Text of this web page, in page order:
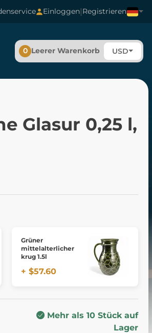
Einloggen|Registrieren
0 Leerer Warenkorb USD
Glasur 0,25 l,
Grüner
mittelalterlicher
krug 1.5l
+ $57.60
Mehr als 10 Stück auf
Lager